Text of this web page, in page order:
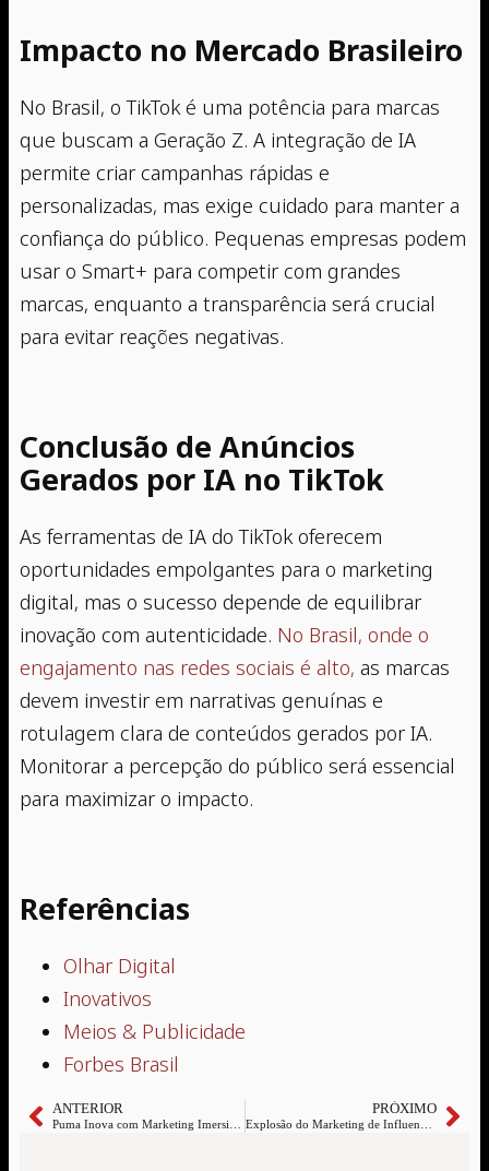
Impacto no Mercado Brasileiro
No Brasil, o TikTok é uma potência para marcas
que buscam a Geração Z. A integração de IA
permite criar campanhas rápidas e
personalizadas, mas exige cuidado para manter a
confiança do público. Pequenas empresas podem
usar o Smart+ para competir com grandes
marcas, enquanto a transparência será crucial
para evitar reações negativas.
Conclusão de Anúncios
Gerados por IA no TikTok
As ferramentas de IA do TikTok oferecem
oportunidades empolgantes para o marketing
digital, mas o sucesso depende de equilibrar
inovação com autenticidade. No Brasil, onde o
engajamento nas redes sociais é alto, as marcas
devem investir em narrativas genuínas e
rotulagem clara de conteúdos gerados por IA.
Monitorar a percepção do público será essencial
para maximizar o impacto.
Referências
Olhar Digital
Inovativos
Meios & Publicidade
Forbes Brasil
ANTERIOR
Puma Inova com Marketing Imersivo no Fortnite
PRÓXIMO
Explosão do Marketing de Influenciadores: Tendências para 2025